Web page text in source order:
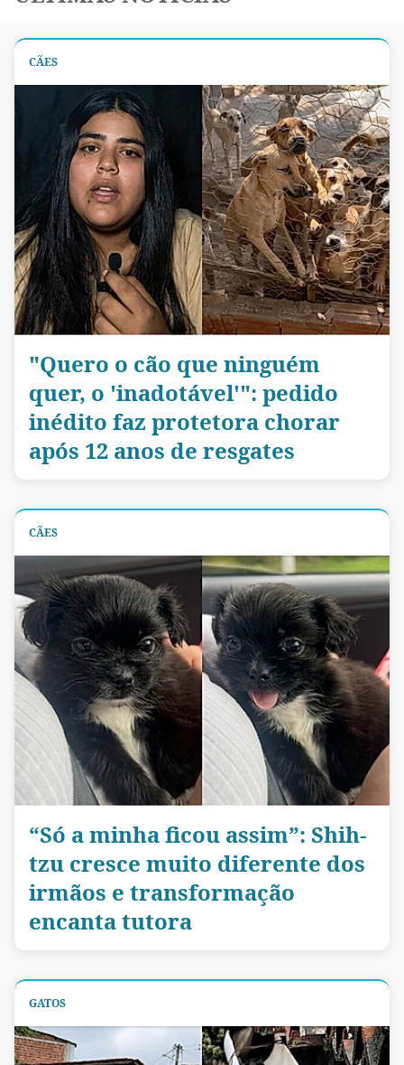
CÃES
"Quero o cão que ninguém
quer, o 'inadotável'": pedido
inédito faz protetora chorar
após 12 anos de resgates
CÃES
“Só a minha ficou assim”: Shih-
tzu cresce muito diferente dos
irmãos e transformação
encanta tutora
GATOS